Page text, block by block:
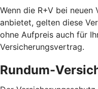
Wenn die R+V bei
anbietet, gelten diese
ohne Aufpreis auch für
Versicherungsvertrag.
Rundum-